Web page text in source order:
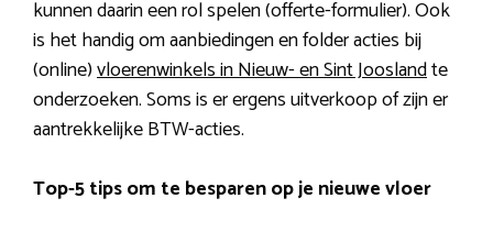
kunnen daarin een rol spelen (offerte-formulier). Ook
is het handig om aanbiedingen en folder acties bij
(online)vloerenwinkels in Nieuw- en Sint Jooslandte
onderzoeken. Soms is er ergens uitverkoop of zijn er
aantrekkelijke BTW-acties.
Top-5 tips om te besparen op je nieuwe vloer